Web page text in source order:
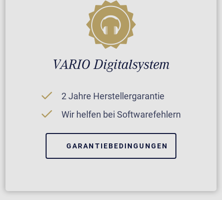
VARIO Digitalsystem
2 Jahre Herstellergarantie
Wir helfen bei Softwarefehlern
GARANTIEBEDINGUNGEN